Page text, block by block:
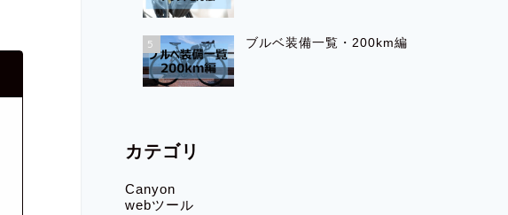
5 ブルベ装備一覧・200km編
カテゴリ
Canyon
webツール